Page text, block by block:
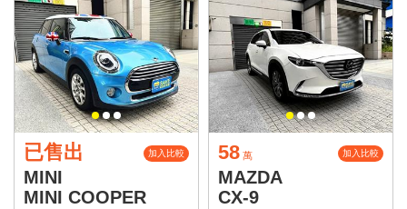
已售出 加入比較
MINI
MINI COOPER
58 萬 加入比較
MAZDA
CX-9